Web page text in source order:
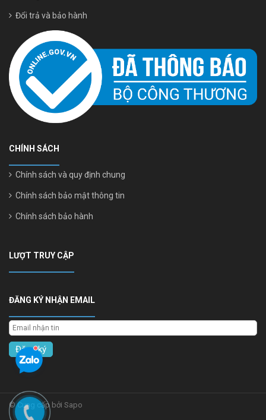
Đổi trả và bảo hành
CHÍNH SÁCH
Chính sách và quy định chung
Chính sách bảo mật thông tin
Chính sách bảo hành
LƯỢT TRUY CẬP
ĐĂNG KÝ NHẬN EMAIL
Đăng ký
© Cung cấp bởi Sapo